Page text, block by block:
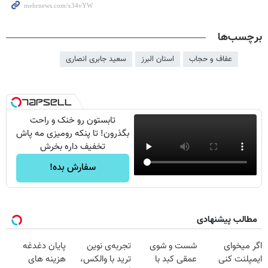
برچسب‌ها
عفاف و حجاب استان البرز سعید جابری انصاری
تابستون رو خنک و راحت
بگذرون! تا پنکه رومیزی مه پاش
تخفیف داره بخرش
سفارش بده!
مطالب پیشنهادی
اگر میخوای
ایمپلنت کنی
شست و شوی
عمقی کبد با
تجربه‌ی نوین
ترید با والکس،
پایان دغدغه
هزینه های